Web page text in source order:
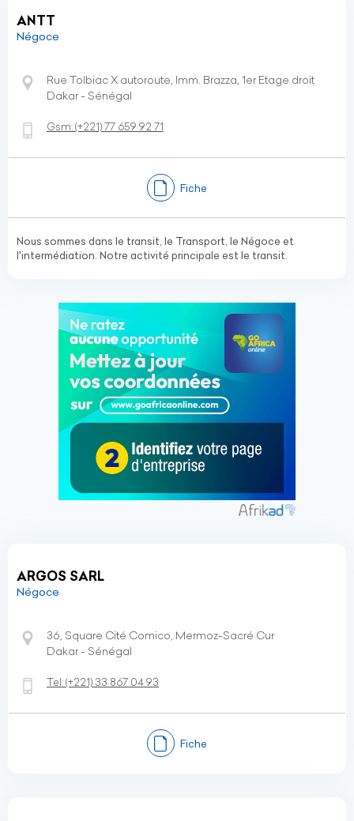
ANTT
Négoce
Rue Tolbiac X autoroute, Imm. Brazza, 1er Etage droit
Dakar - Sénégal
Gsm:(+221)77 659 92 71
Fiche
Nous sommes dans le transit, le Transport, le Négoce et
l'intermédiation. Notre activité principale est le transit.
ARGOS SARL
Négoce
36, Square Cité Comico, Mermoz-Sacré Cur
Dakar - Sénégal
Tel:(+221) 33 867 04 93
Fiche